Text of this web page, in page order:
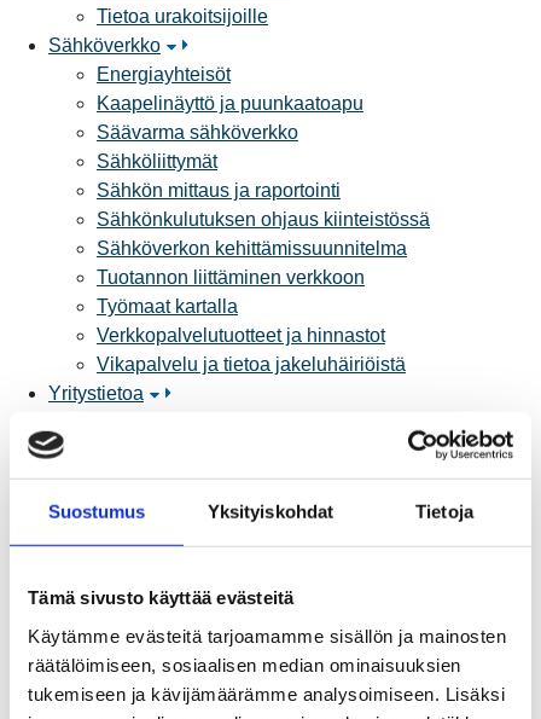
Suostumus Yksityiskohdat Tietoja
Tämä sivusto käyttää evästeitä
Käytämme evästeitä tarjoamamme sisällön ja mainosten
räätälöimiseen, sosiaalisen median ominaisuuksien
tukemiseen ja kävijämäärämme analysoimiseen. Lisäksi
Tietoa urakoitsijoille
Sähköverkko
Energiayhteisöt
Kaapelinäyttö ja puunkaatoapu
Säävarma sähköverkko
Sähköliittymät
Sähkön mittaus ja raportointi
Sähkönkulutuksen ohjaus kiinteistössä
Sähköverkon kehittämissuunnitelma
Tuotannon liittäminen verkkoon
Työmaat kartalla
Verkkopalvelutuotteet ja hinnastot
Vikapalvelu ja tietoa jakeluhäiriöistä
Yritystietoa
Vuosikertomukset ja asiakaslehti
Yhteistyöverkosto
Energiansäästö kotitaloudessa
Kulutuksen seuranta
Laskutus
Muuttajalle
Sähköauton lataaminen